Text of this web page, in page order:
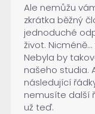
Ale nemůžu
zkrátka běžný
jednoduché
život.
Nebyla by
našeho studia.
následující
nemusíte další
už teď.